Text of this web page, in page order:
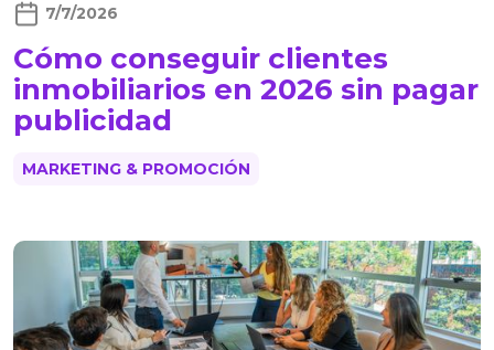
7/7/2026
Cómo conseguir clientes
inmobiliarios en 2026 sin pagar
publicidad
MARKETING & PROMOCIÓN